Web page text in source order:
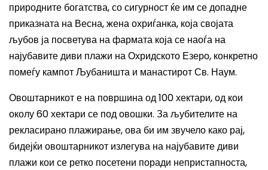
природните богатства, со сигурност ќе им се допадне
приказната на Весна, жена охриѓанка, која својата
љубов ја посветува на фармата која се наоѓа на
најубавите диви плажи на Охридското Езеро, конкретно
помеѓу кампот Љубаништа и манастирот Св. Наум.
Овоштарникот е на површина од 100 хектари,од кои
околу 60 хектари се под овошки. За љубителите на
рекласирано плажирање, ова би им звучело како рај,
бидејќи овоштарникот излегува на најубавите диви
плажи кои се ретко посетени поради непристапноста,